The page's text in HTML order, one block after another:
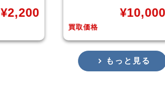
¥10,000
買取価格
¥
もっと見る